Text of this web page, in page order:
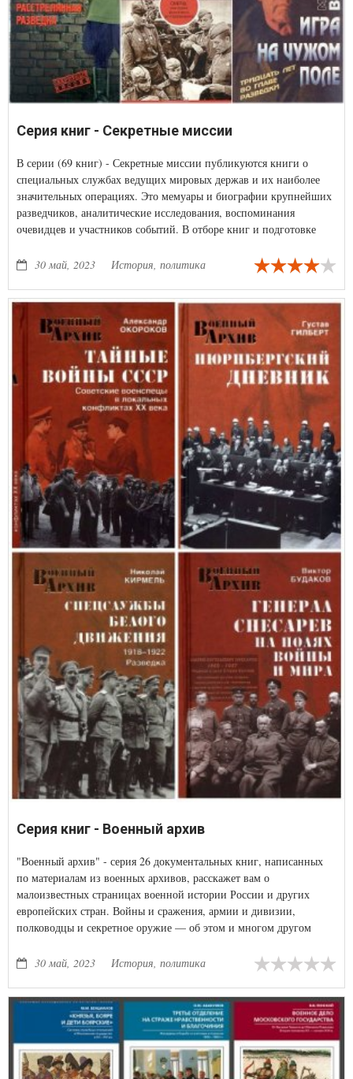
Серия книг - Секретные миссии
В серии (69 книг) - Секретные миссии публикуются книги о
специальных службах ведущих мировых держав и их наиболее
значительных операциях. Это мемуары и биографии крупнейших
разведчиков, аналитические исследования, воспоминания
очевидцев и участников событий. В отборе книг и подготовке
журналисты, издатели и редакторы, а также авторитетные
30 май, 2023 История, политика
Серия книг - Военный архив
"Военный архив" - серия 26 документальных книг, написанных
по материалам из военных архивов, расскажет вам о
малоизвестных страницах военной истории России и других
европейских стран. Войны и сражения, армии и дивизии,
полководцы и секретное оружие — об этом и многом другом
30 май, 2023
История, политика